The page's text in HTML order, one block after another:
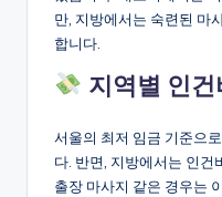
만, 지방에서는 숙련된 마
합니다.
지역별 인건
서울의 최저 임금 기준으
다. 반면, 지방에서는 인건
출장 마사지 같은 경우는